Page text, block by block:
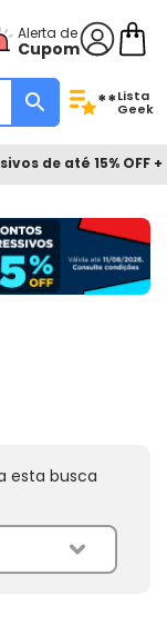
Alerta de
Cupom
**Lista
Geek
de até 15% OFF
esta busca